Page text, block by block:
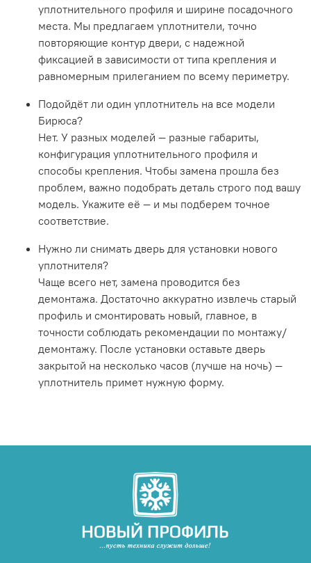
уплотнительного профиля и ширине посадочного
места. Мы предлагаем уплотнители, точно
повторяющие контур двери, с надежной
фиксацией в зависимости от типа крепления и
равномерным прилеганием по всему периметру.
Подойдёт ли один уплотнитель на все модели
Бирюса?
Нет. У разных моделей — разные габариты,
конфигурация уплотнительного профиля и
способы крепления. Чтобы замена прошла без
проблем, важно подобрать деталь строго под вашу
модель. Укажите её — и мы подберем точное
соответствие.
Нужно ли снимать дверь для установки нового
уплотнителя?
Чаще всего нет, замена проводится без
демонтажа. Достаточно аккуратно извлечь старый
профиль и смонтировать новый, главное, в
точности соблюдать рекомендации по монтажу/
демонтажу. После установки оставьте дверь
закрытой на несколько часов (лучше на ночь) —
уплотнитель примет нужную форму.